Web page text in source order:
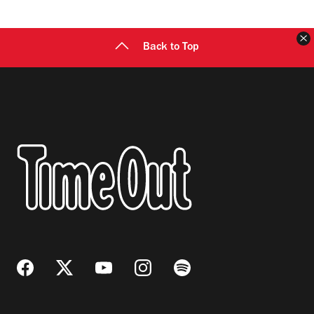
Back to Top